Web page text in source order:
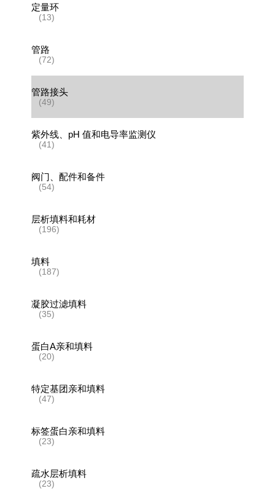
定量环
(13)
管路
(72)
管路接头
(49)
紫外线、pH 值和电导率监测仪
(41)
阀门、配件和备件
(54)
层析填料和耗材
(196)
填料
(187)
凝胶过滤填料
(35)
蛋白A亲和填料
(20)
特定基团亲和填料
(47)
标签蛋白亲和填料
(23)
疏水层析填料
(23)